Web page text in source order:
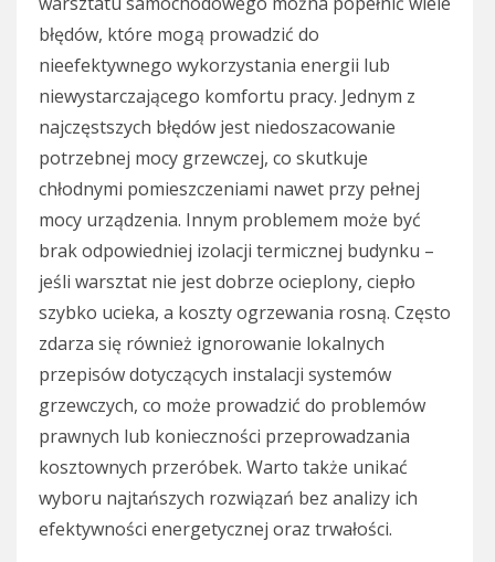
błędów, które mogą prowadzić do
nieefektywnego wykorzystania energii lub
niewystarczającego komfortu pracy. Jednym z
najczęstszych błędów jest niedoszacowanie
potrzebnej mocy grzewczej, co skutkuje
chłodnymi pomieszczeniami nawet przy pełnej
mocy urządzenia. Innym problemem może być
brak odpowiedniej izolacji termicznej budynku –
jeśli warsztat nie jest dobrze ocieplony, ciepło
szybko ucieka, a koszty ogrzewania rosną. Często
zdarza się również ignorowanie lokalnych
przepisów dotyczących instalacji systemów
grzewczych, co może prowadzić do problemów
prawnych lub konieczności przeprowadzania
kosztownych przeróbek. Warto także unikać
wyboru najtańszych rozwiązań bez analizy ich
efektywności energetycznej oraz trwałości.